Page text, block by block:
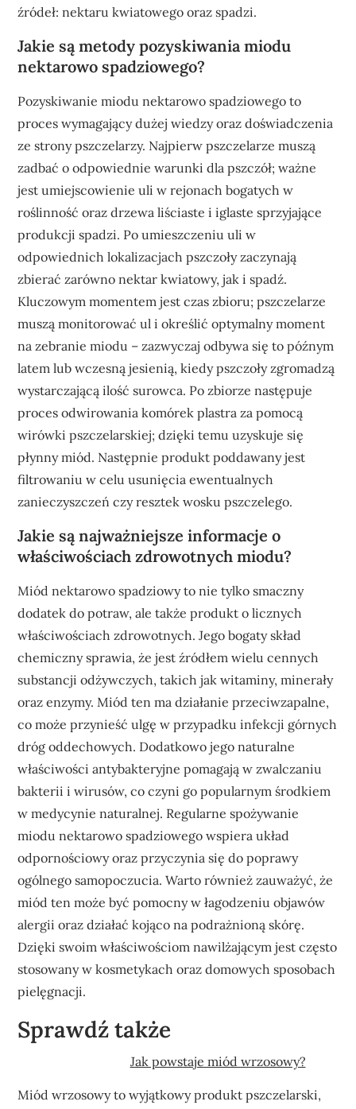
źródeł: nektaru kwiatowego oraz spadzi.
Jakie są metody pozyskiwania miodu
nektarowo spadziowego?
Pozyskiwanie miodu nektarowo spadziowego to
proces wymagający dużej wiedzy oraz doświadczenia
ze strony pszczelarzy. Najpierw pszczelarze muszą
zadbać o odpowiednie warunki dla pszczół; ważne
jest umiejscowienie uli w rejonach bogatych w
roślinność oraz drzewa liściaste i iglaste sprzyjające
produkcji spadzi. Po umieszczeniu uli w
odpowiednich lokalizacjach pszczoły zaczynają
zbierać zarówno nektar kwiatowy, jak i spadź.
Kluczowym momentem jest czas zbioru; pszczelarze
muszą monitorować ul i określić optymalny moment
na zebranie miodu – zazwyczaj odbywa się to późnym
latem lub wczesną jesienią, kiedy pszczoły zgromadzą
wystarczającą ilość surowca. Po zbiorze następuje
proces odwirowania komórek plastra za pomocą
wirówki pszczelarskiej; dzięki temu uzyskuje się
płynny miód. Następnie produkt poddawany jest
filtrowaniu w celu usunięcia ewentualnych
zanieczyszczeń czy resztek wosku pszczelego.
Jakie są najważniejsze informacje o
właściwościach zdrowotnych miodu?
Miód nektarowo spadziowy to nie tylko smaczny
dodatek do potraw, ale także produkt o licznych
właściwościach zdrowotnych. Jego bogaty skład
chemiczny sprawia, że jest źródłem wielu cennych
substancji odżywczych, takich jak witaminy, minerały
oraz enzymy. Miód ten ma działanie przeciwzapalne,
co może przynieść ulgę w przypadku infekcji górnych
dróg oddechowych. Dodatkowo jego naturalne
właściwości antybakteryjne pomagają w zwalczaniu
bakterii i wirusów, co czyni go popularnym środkiem
w medycynie naturalnej. Regularne spożywanie
miodu nektarowo spadziowego wspiera układ
odpornościowy oraz przyczynia się do poprawy
ogólnego samopoczucia. Warto również zauważyć, że
miód ten może być pomocny w łagodzeniu objawów
alergii oraz działać kojąco na podrażnioną skórę.
Dzięki swoim właściwościom nawilżającym jest często
stosowany w kosmetykach oraz domowych sposobach
pielęgnacji.
Sprawdź także
Jak powstaje miód wrzosowy?
Miód wrzosowy to wyjątkowy produkt pszczelarski,